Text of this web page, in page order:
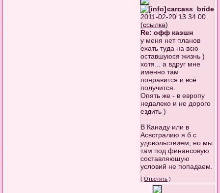
carcass_bride
2011-02-20 13:34:00
(ссылка)
Re: офф каэшн
у меня нет планов
ехать туда на всю
оставшуюся жизнь )
хотя... а вдруг мне
именно там
понравится и всё
получится.
Опять же - в европу
недалеко и не дорого
ездить )
В Канаду или в
Асвстралию я б с
удовольствием, но мы
там под финансовую
составляющую
условий не попадаем.
(Ответить )